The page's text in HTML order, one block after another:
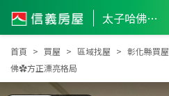
太子哈佛✿方正漂亮格局
首頁 買屋 區域找屋 彰化縣買屋
佛✿方正漂亮格局